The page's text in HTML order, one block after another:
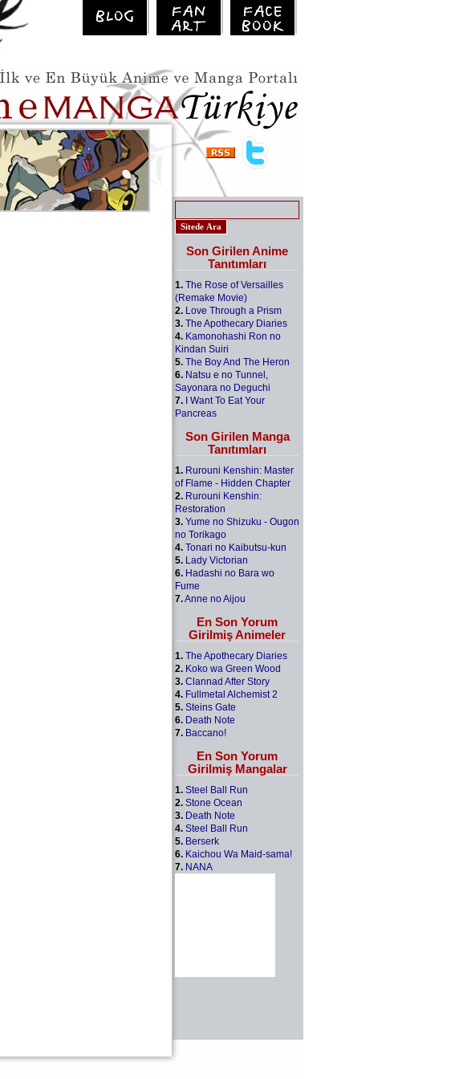
Son Girilen Anime
Tanıtımları
1. The Rose of Versailles
(Remake Movie)
2. Love Through a Prism
3. The Apothecary Diaries
4. Kamonohashi Ron no
Kindan Suiri
5. The Boy And The Heron
6. Natsu e no Tunnel,
Sayonara no Deguchi
7. I Want To Eat Your
Pancreas
Son Girilen Manga
Tanıtımları
1. Rurouni Kenshin: Master
of Flame - Hidden Chapter
2. Rurouni Kenshin:
Restoration
3. Yume no Shizuku - Ougon
no Torikago
4. Tonari no Kaibutsu-kun
5. Lady Victorian
6. Hadashi no Bara wo
Fume
7.Anne no Aijou
En Son Yorum
Girilmiş Animeler
1. The Apothecary Diaries
2. Koko wa Green Wood
3. Clannad After Story
4. Fullmetal Alchemist 2
5. Steins Gate
6. Death Note
7. Baccano!
En Son Yorum
Girilmiş Mangalar
1. Steel Ball Run
2. Stone Ocean
3. Death Note
4. Steel Ball Run
5. Berserk
6. Kaichou Wa Maid-sama!
7. NANA